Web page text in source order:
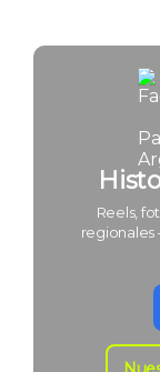
Reels,
regionales